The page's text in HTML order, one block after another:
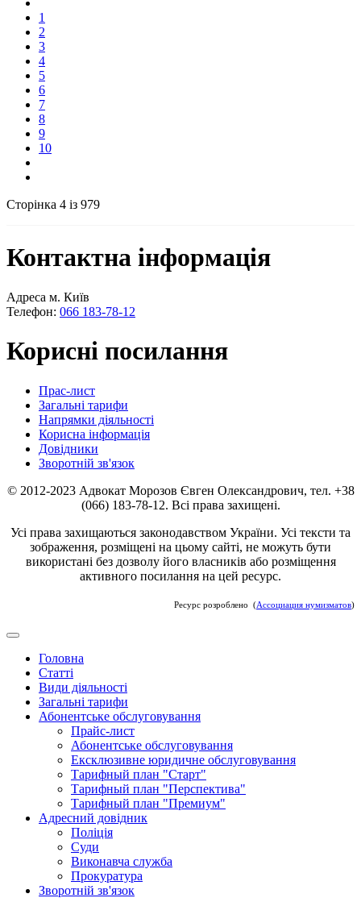
1
2
3
4
5
6
7
8
9
10
Сторінка 4 із 979
Контактна інформація
Адреса м. Київ
Телефон: 066 183-78-12
Корисні посилання
Прас-лист
Загальні тарифи
Напрямки діяльності
Корисна інформація
Довідники
Зворотній зв'язок
© 2012-2023 Адвокат Морозов Євген Олександрович, тел. +38
(066) 183-78-12. Всі права захищені.
Усі права захищаються законодавством України. Усі тексти та
зображення, розміщені на цьому сайті, не можуть бути
використані без дозволу його власників або розміщення
активного посилання на цей ресурс.
Ресурс розроблено (Ассоциация нумизматов)
Головна
Статті
Види діяльності
Загальні тарифи
Абонентське обслуговування
Прайс-лист
Абонентське обслуговування
Ексклюзивне юридичне обслуговування
Тарифный план "Старт"
Тарифный план "Перспектива"
Тарифный план "Премиум"
Адресний довідник
Поліція
Суди
Виконавча служба
Прокуратура
Зворотній зв'язок